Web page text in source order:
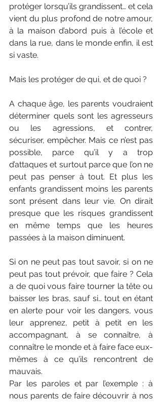
protéger lorsqu’ils grandissent… et cela
vient du plus profond de notre amour,
à la maison d’abord puis à l’école et
dans la rue, dans le monde enfin, il est
si vaste.
Mais les protéger de qui, et de quoi ?
A chaque âge, les parents voudraient
déterminer quels sont les agresseurs
ou les agressions, et contrer,
sécuriser, empêcher. Mais ce n’est pas
possible, parce qu’il y a trop
d’attaques et surtout parce que l’on ne
peut pas penser à tout. Et plus les
enfants grandissent moins les parents
sont présent dans leur vie. On dirait
presque que les risques grandissent
en même temps que les heures
passées à la maison diminuent.
Si on ne peut pas tout savoir, si on ne
peut pas tout prévoir, que faire ? Cela
a de quoi vous faire tourner la tête ou
baisser les bras, sauf si… tout en étant
en alerte pour voir les dangers, vous
leur apprenez, petit à petit en les
accompagnant, à se connaître, à
connaître le monde et à faire face eux-
mêmes à ce qu’ils rencontrent de
mauvais.
Par les paroles et par l’exemple : à
nous parents de faire découvrir à nos